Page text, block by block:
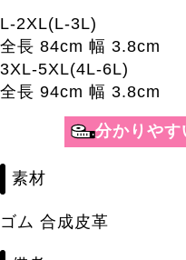
L-2XL(L-3L)
全長 84cm 幅 3.8cm
3XL-5XL(4L-6L)
全長 94cm 幅 3.8cm
素材
ゴム 合成皮革